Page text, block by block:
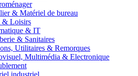
& Matériel de bureau
& Loisirs
& IT
& Sanitaires
Utilitaires & Remorques
Multimédia & Electronique
industriel